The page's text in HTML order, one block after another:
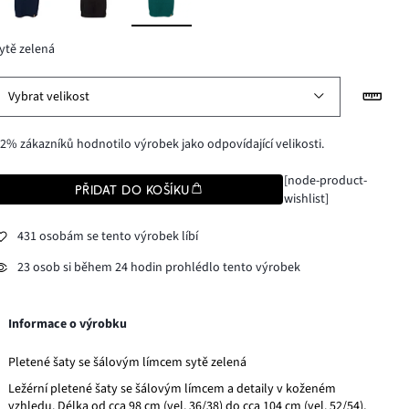
zelená
Vybrat velikost
zákazníků hodnotilo výrobek jako odpovídající velikosti.
PŘIDAT DO KOŠÍKU
[node-product-
wishlist]
431 osobám se tento výrobek líbí
23 osob si během 24 hodin prohlédlo tento výrobek
Informace o výrobku
Pletené šaty se šálovým límcem sytě zelená
Ležérní pletené šaty se šálovým límcem a detaily v koženém